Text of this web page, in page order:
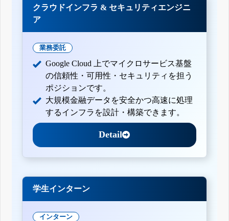
クラウドインフラ & セキュリティエンジニ
ア
業務委託
Google Cloud 上でマイクロサービス基盤
の信頼性・可用性・セキュリティを担う
ポジションです。
大規模金融データを安全かつ高速に処理
するインフラを設計・構築できます。
Detail
学生インターン
インターン